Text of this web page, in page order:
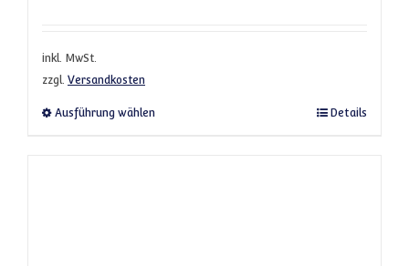
inkl. MwSt.
zzgl. Versandkosten
Ausführung wählen Dieses Produkt weist mehrere Varianten
Details